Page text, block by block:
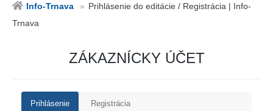
Info-Trnava
Prihlásenie do editácie / Registrácia | Info-
Trnava
ZÁKAZNÍCKY ÚČET
Prihlásenie Registrácia